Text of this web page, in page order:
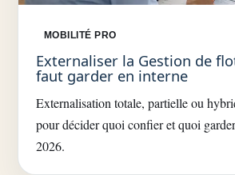
MOBILITÉ PRO
Externaliser la Gestion de
faut garder en interne
Externalisation totale, partielle ou
pour décider quoi confier et quoi
2026.